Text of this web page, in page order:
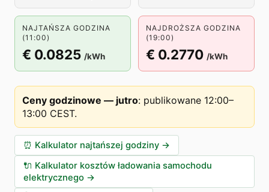
NAJTAŃSZA GODZINA
(11:00)
€ 0.0825 /kWh
NAJDROŻSZA GODZINA
(19:00)
€ 0.2770 /kWh
Ceny godzinowe — jutro: publikowane 12:00–
13:00 CEST.
⏰ Kalkulator najtańszej godziny →
🔌 Kalkulator kosztów ładowania samochodu
elektrycznego →